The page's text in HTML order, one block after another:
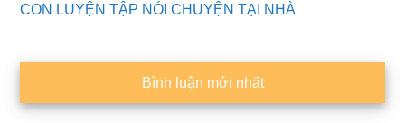
CON LUYỆN TẬP NÓI CHUYỆN TẠI NHÀ
Bình luận mới nhất